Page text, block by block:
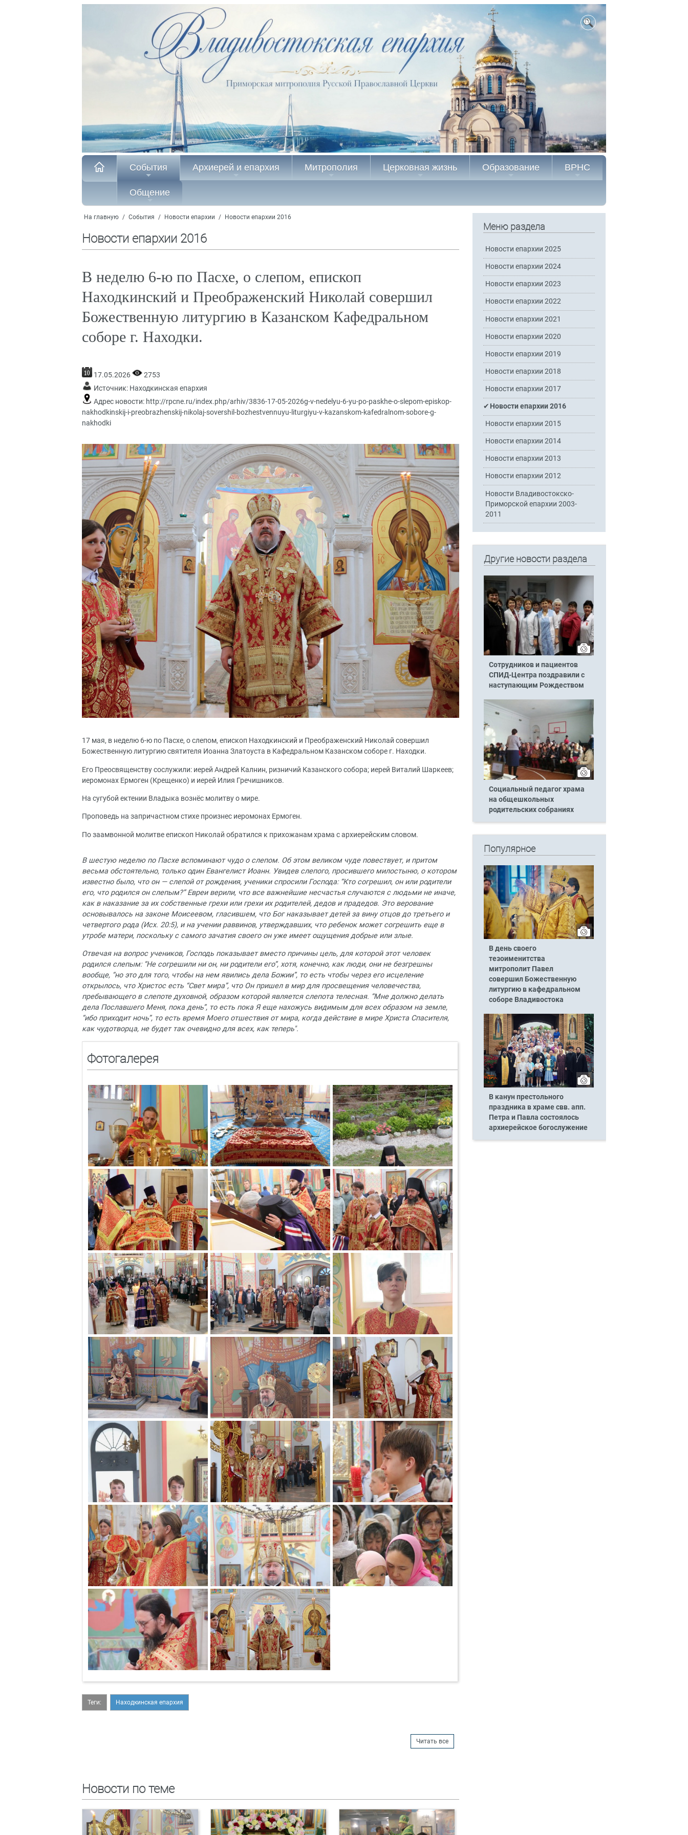
События Архиерей и епархия Митрополия Церковная жизнь Образование ВРНС
Общение
На главную / События / Новости епархии / Новости епархии 2016
Новости епархии 2016
В неделю 6-ю по Пасхе, о слепом, епископ
Находкинский и Преображенский Николай совершил
Божественную литургию в Казанском Кафедральном
соборе г. Находки.
17.05.2026
2753
Источник: Находкинская епархия
Адрес новости: http://rpcne.ru/index.php/arhiv/3836-17-05-2026g-v-nedelyu-6-yu-po-paskhe-o-slepom-episkop-
nakhodkinskij-i-preobrazhenskij-nikolaj-sovershil-bozhestvennuyu-liturgiyu-v-kazanskom-kafedralnom-sobore-g-
nakhodki
17 мая, в неделю 6-ю по Пасхе, о слепом, епископ Находкинский и Преображенский Николай совершил
Божественную литургию святителя Иоанна Златоуста в Кафедральном Казанском соборе г. Находки.
Его Преосвященству сослужили: иерей Андрей Калнин, ризничий Казанского собора; иерей Виталий Шаркеев;
иеромонах Ермоген (Крещенко) и иерей Илия Гречишников.
На сугубой ектении Владыка вознёс молитву о мире.
Проповедь на запричастном стихе произнес иеромонах Ермоген.
По заамвонной молитве епископ Николай обратился к прихожанам храма с архиерейским словом.
В шестую неделю по Пасхе вспоминают чудо о слепом. Об этом великом чуде повествует, и притом
весьма обстоятельно, только один Евангелист Иоанн. Увидев слепого, просившего милостыню, о котором
известно было, что он — слепой от рождения, ученики спросили Господа: “Кто согрешил, он или родители
его, что родился он слепым?” Евреи верили, что все важнейшие несчастья случаются с людьми не иначе,
как в наказание за их собственные грехи или грехи их родителей, дедов и прадедов. Это верование
основывалось на законе Моисеевом, гласившем, что Бог наказывает детей за вину отцов до третьего и
четвертого рода (Исх. 20:5), и на учении раввинов, утверждавших, что ребенок может согрешить еще в
утробе матери, поскольку с самого зачатия своего он уже имеет ощущения добрые или злые.
Отвечая на вопрос учеников, Господь показывает вместо причины цель, для которой этот человек
родился слепым: “Не согрешили ни он, ни родители его”, хотя, конечно, как люди, они не безгрешны
вообще, “но это для того, чтобы на нем явились дела Божии”, то есть чтобы через его исцеление
открылось, что Христос есть “Свет мира”, что Он пришел в мир для просвещения человечества,
пребывающего в слепоте духовной, образом которой является слепота телесная. “Мне должно делать
дела Пославшего Меня, пока день”, то есть пока Я еще нахожусь видимым для всех образом на земле,
“ибо приходит ночь”, то есть время Моего отшествия от мира, когда действие в мире Христа Спасителя,
как чудотворца, не будет так очевидно для всех, как теперь".
Фотогалерея
Теги: Находкинская епархия
Читать все
Новости по теме
Меню раздела
Новости епархии 2025
Новости епархии 2024
Новости епархии 2023
Новости епархии 2022
Новости епархии 2021
Новости епархии 2020
Новости епархии 2019
Новости епархии 2018
Новости епархии 2017
Новости епархии 2016
Новости епархии 2015
Новости епархии 2014
Новости епархии 2013
Новости епархии 2012
Новости Владивостокско-
Приморской епархии 2003-
2011
Другие новости раздела
Сотрудников и пациентов
СПИД-Центра поздравили с
наступающим Рождеством
Социальный педагог храма
на общешкольных
родительских собраниях
Популярное
В день своего
тезоименитства
митрополит Павел
совершил Божественную
литургию в кафедральном
соборе Владивостока
В канун престольного
праздника в храме свв. апп.
Петра и Павла состоялось
архиерейское богослужение